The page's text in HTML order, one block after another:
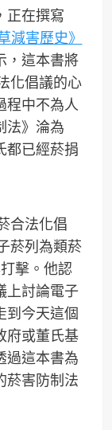
正在撰寫
減害歷史》
，這本書將
化倡議的心
程中不為人
法》淪為
都已經菸捐
合法化倡
菸列為類菸
擊。他認
上討論電子
到今天這個
府或董氏基
過這本書為
菸害防制法